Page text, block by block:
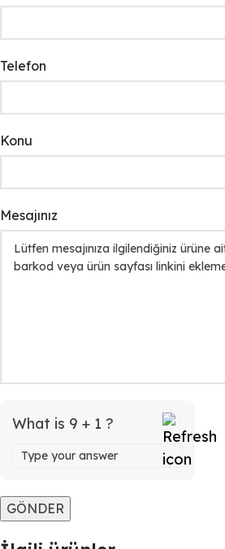
Telefon
Konu
Mesajınız
What is 9 + 1 ?